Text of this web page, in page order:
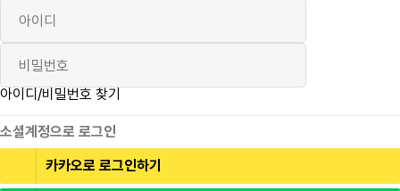
아이디/비밀번호 찾기
소셜계정으로 로그인
카카오로 로그인하기